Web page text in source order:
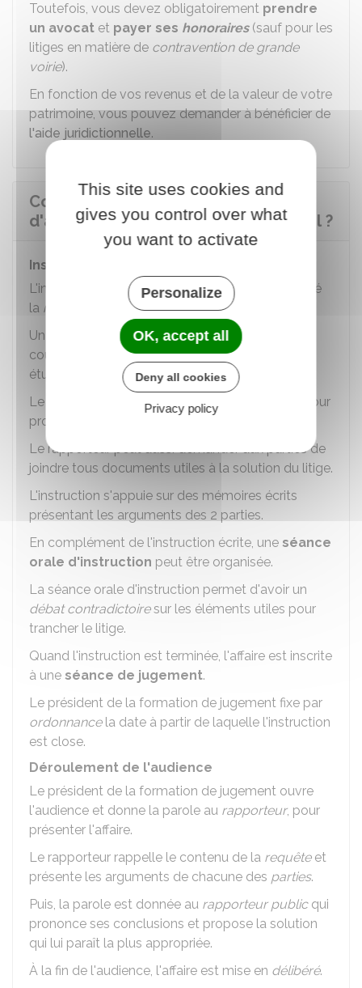
Toutefois, vous devez obligatoirement prendre
un avocat et payer ses honoraires(sauf pour les
litiges en matière de contravention de grande
voirie).
En fonction de vos revenus et de la valeur de votre
patrimoine, vous pouvez demander à bénéficier de
l'aide juridictionnelle.
Comment la cour administrative
d'appel traite-t-elle l'affaire en appel ?
Instruction
L'instruction débute dès que legreffe
a enregistré
la requête
Un
est désigné par le président de la
cour pour suivre l'instruction. Mais l'affaire est
étudiée par plusieursmagistrats.
Le rapporteur fixe le délai accordé aux
pour
produire leurs
Le rapporteur peut aussi demander aux parties de
joindre tous documents utiles à la solution du litige.
L'instruction s'appuie sur des mémoires écrits
présentant les arguments des 2 parties.
En complément de l'instruction écrite, une séance
orale d'instruction peut être organisée.
La séance orale d'instruction permet d'avoir un
débat contradictoiresur les éléments utiles pour
trancher le litige.
Quand l'instruction est terminée, l'affaire est inscrite
à une séance de jugement.
Le président de la formation de jugement fixe par
ordonnancela date à partir de laquelle l'instruction
est close.
Déroulement de l'audience
Le président de la formation de jugement ouvre
l'audience et donne la parole au rapporteur, pour
présenter l'affaire.
Le rapporteur rappelle le contenu de la requêteet
présente les arguments de chacune des parties.
Puis, la parole est donnée au rapporteur publicqui
prononce ses conclusions et propose la solution
qui lui paraît la plus appropriée.
À la fin de l'audience, l'affaire est mise en délibéré.
This site uses cookies and
gives you control over what
you want to activate
Personalize
OK, accept all
Deny all cookies
Privacy policy